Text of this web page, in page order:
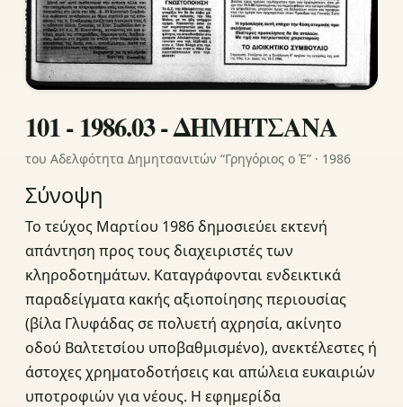
101 - 1986.03 - ΔΗΜΗΤΣΑΝΑ
του Αδελφότητα Δημητσανιτών “Γρηγόριος ο Έ” · 1986
Σύνοψη
Το τεύχος Μαρτίου 1986 δημοσιεύει εκτενή
απάντηση προς τους διαχειριστές των
κληροδοτημάτων. Καταγράφονται ενδεικτικά
παραδείγματα κακής αξιοποίησης περιουσίας
(βίλα Γλυφάδας σε πολυετή αχρησία, ακίνητο
οδού Βαλτετσίου υποβαθμισμένο), ανεκτέλεστες ή
άστοχες χρηματοδοτήσεις και απώλεια ευκαιριών
υποτροφιών για νέους. Η εφημερίδα